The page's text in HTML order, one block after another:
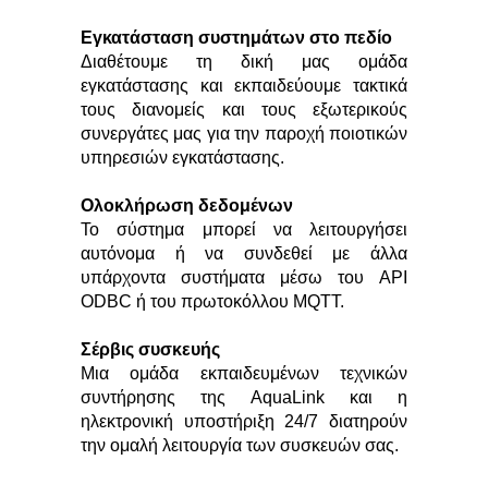
Εγκατάσταση συστημάτων στο πεδίο
Διαθέτουμε τη δική μας ομάδα
εγκατάστασης και εκπαιδεύουμε τακτικά
τους διανομείς και τους εξωτερικούς
συνεργάτες μας για την παροχή ποιοτικών
υπηρεσιών εγκατάστασης.
Ολοκλήρωση δεδομένων
Το σύστημα μπορεί να λειτουργήσει
αυτόνομα ή να συνδεθεί με άλλα
υπάρχοντα συστήματα μέσω του API
ODBC ή του πρωτοκόλλου MQTT.
Σέρβις συσκευής
Μια ομάδα εκπαιδευμένων τεχνικών
συντήρησης της AquaLink και η
ηλεκτρονική υποστήριξη 24/7 διατηρούν
την ομαλή λειτουργία των συσκευών σας.